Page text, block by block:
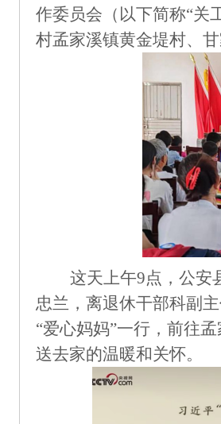
作委员会（以下简称“关
村孟家溪镇黄金堤村、
这天上午9点 ， 公安
忠兰 ， 离退休干部科副
“爱心妈妈”一行， 前往
送去家的温暖和关怀。